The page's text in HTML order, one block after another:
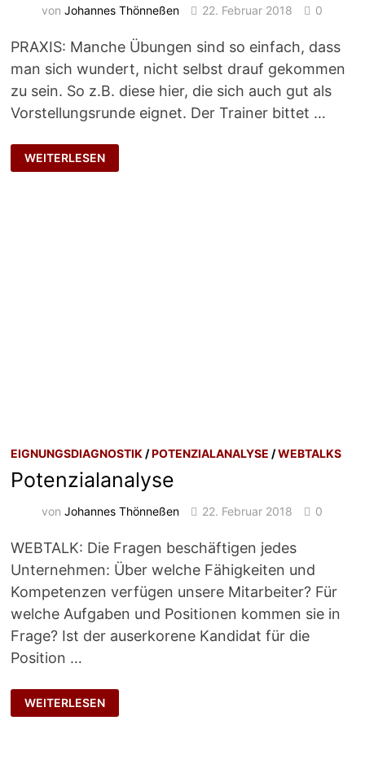
vonJohannes Thönneßen 22. Februar 2018 0
PRAXIS: Manche Übungen sind so einfach, dass
man sich wundert, nicht selbst drauf gekommen
zu sein. So z.B. diese hier, die sich auch gut als
Vorstellungsrunde eignet. Der Trainer bittet …
MEIN
SCHLÜSSEL
ERZÄHLT
WEITERLESEN
EIGNUNGSDIAGNOSTIK /POTENZIALANALYSE /WEBTALKS
Potenzialanalyse
vonJohannes Thönneßen 22. Februar 2018 0
WEBTALK: Die Fragen beschäftigen jedes
Unternehmen: Über welche Fähigkeiten und
Kompetenzen verfügen unsere Mitarbeiter? Für
welche Aufgaben und Positionen kommen sie in
Frage? Ist der auserkorene Kandidat für die
Position …
POTENZIALANALYSE
WEITERLESEN